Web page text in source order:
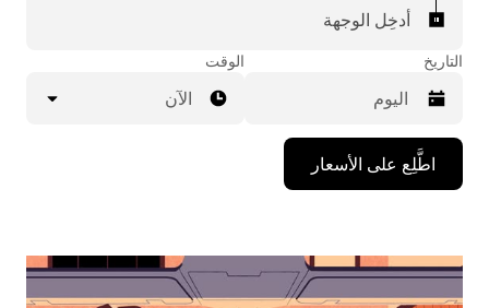
أدخِل الوجهة
التاريخ
اضغط
على
مفتاح
للأسفل
لاستخدام
التقويم
الوقت
الآن
اطَّلِع على الأسعار